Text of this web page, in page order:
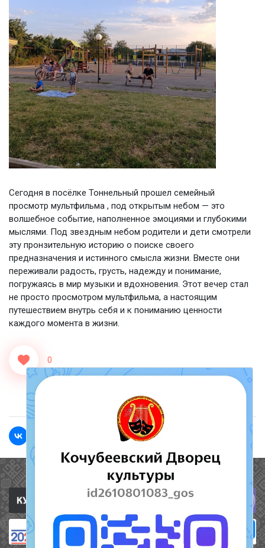
Сегодня в посёлке Тоннельный прошел семейный
просмотр мультфильма , под открытым небом — это
волшебное событие, наполненное эмоциями и глубокими
мыслями. Под звездным небом родители и дети смотрели
эту пронзительную историю о поиске своего
предназначения и истинного смысла жизни. Вместе они
переживали радость, грусть, надежду и понимание,
погружаясь в мир музыки и вдохновения. Этот вечер стал
не просто просмотром мультфильма, а настоящим
путешествием внутрь себя и к пониманию ценности
каждого момента в жизни.
0
Полезные ссылки